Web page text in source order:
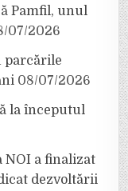
Pamfil, unul
07/2026
parcările
08/07/2026
la începutul
NOI a finalizat
dezvoltării